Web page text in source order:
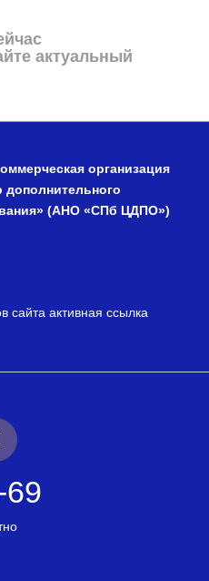
актуальный
организация
дополнительного
(АНО «СПб ЦДПО»)
сайта активная ссылка
69